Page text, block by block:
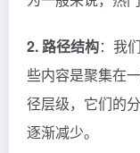
2. 路径结构：我
些内容是聚集在
径层级，它们的
逐渐减少。